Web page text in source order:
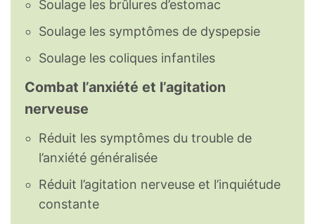
Soulage les brûlures d’estomac
Soulage les symptômes de dyspepsie
Soulage les coliques infantiles
Combat l’anxiété et l’agitation
nerveuse
Réduit les symptômes du trouble de
l’anxiété généralisée
Réduit l’agitation nerveuse et l’inquiétude
constante